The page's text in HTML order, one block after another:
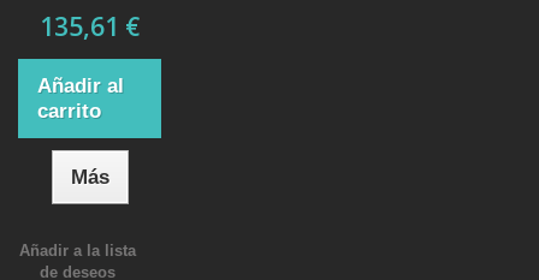
135,61 €
Añadir al
carrito
Más
Añadir a la lista
de deseos